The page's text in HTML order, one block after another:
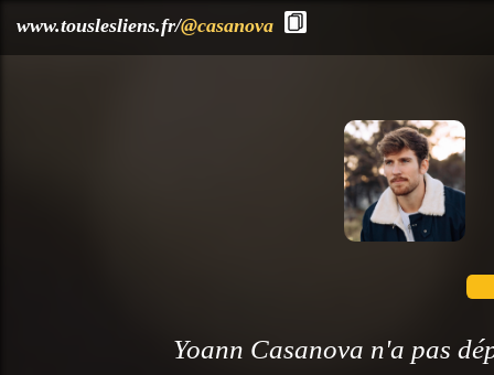
www.touslesliens.fr/@casanova
Yoann Casanova n'a pas